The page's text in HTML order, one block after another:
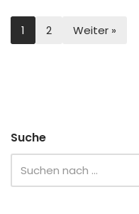
1 2 Weiter »
Suche